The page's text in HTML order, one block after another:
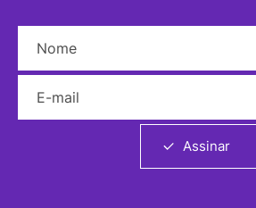
Assinar